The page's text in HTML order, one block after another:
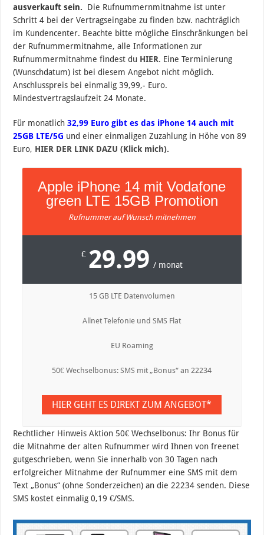
ausverkauft sein. Die Rufnummernmitnahme ist unter
Schritt 4 bei der Vertragseingabe zu finden bzw. nachträglich
im Kundencenter. Beachte bitte mögliche Einschränkungen bei
der Rufnummermitnahme, alle Informationen zur
Rufnummermitnahme findest du HIER. Eine Terminierung
(Wunschdatum) ist bei diesem Angebot nicht möglich.
Anschlusspreis bei einmalig 39,99,- Euro.
Mindestvertragslaufzeit 24 Monate.
Für monatlich32,99 Euro gibt es das iPhone 14 auch mit
25GB LTE/5G und einer einmaligen Zuzahlung in Höhe von 89
Euro, HIER DER LINK DAZU (Klick mich).
Apple iPhone 14 mit Vodafone
green LTE 15GB Promotion
Rufnummer auf Wunsch mitnehmen
€ 29.99 / monat
15 GB LTE Datenvolumen
Allnet Telefonie und SMS Flat
EU Roaming
50€ Wechselbonus: SMS mit „Bonus“ an 22234
HIER GEHT ES DIREKT ZUM ANGEBOT*
Rechtlicher Hinweis Aktion 50€ Wechselbonus: Ihr Bonus für
die Mitnahme der alten Rufnummer wird Ihnen von freenet
gutgeschrieben, wenn Sie innerhalb von 30 Tagen nach
erfolgreicher Mitnahme der Rufnummer eine SMS mit dem
Text „Bonus“ (ohne Sonderzeichen) an die 22234 senden. Diese
SMS kostet einmalig 0,19 €/SMS.